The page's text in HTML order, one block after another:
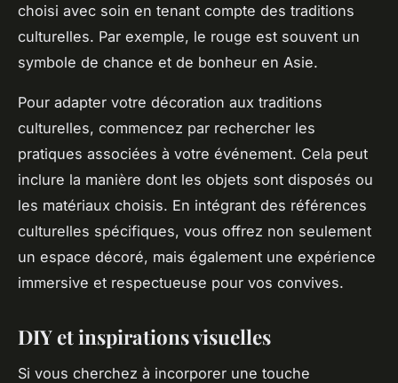
choisi avec soin en tenant compte des traditions
culturelles. Par exemple, le rouge est souvent un
symbole de chance et de bonheur en Asie.
Pour adapter votre décoration aux traditions
culturelles, commencez par rechercher les
pratiques associées à votre événement. Cela peut
inclure la manière dont les objets sont disposés ou
les matériaux choisis. En intégrant des références
culturelles spécifiques, vous offrez non seulement
un espace décoré, mais également une expérience
immersive et respectueuse pour vos convives.
DIY et inspirations visuelles
Si vous cherchez à incorporer une touche